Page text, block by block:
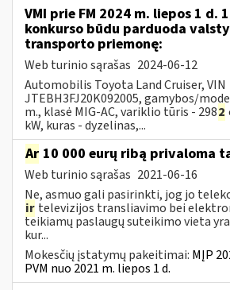
VMI prie FM 2024 m. liepos 1 d.
konkurso būdu parduoda
transporto priemonę:
Web turinio sąrašas 2024-06-12
Automobilis Toyota Land Cruiser, VIN
JTEBH3FJ20K092005, gamybos/
m., klasė MIG-AC, variklio tūris - 2982
kW, kuras - dyzelinas,...
Ar 10 000 eurų ribą privaloma
Web turinio sąrašas 2021-06-16
Ne, asmuo gali pasirinkti, jog jo
ir televizijos transliavimo bei
teikiamų paslaugų suteikimo vieta
kur...
Mokesčių įstatymų pakeitimai: MĮP
PVM nuo 2021 m. liepos 1 d.